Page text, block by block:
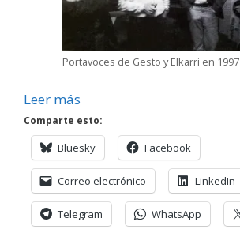
Portavoces de Gesto y Elkarri en 1997
Leer más
Comparte esto:
Bluesky Facebook
Correo electrónico LinkedIn
Telegram WhatsApp